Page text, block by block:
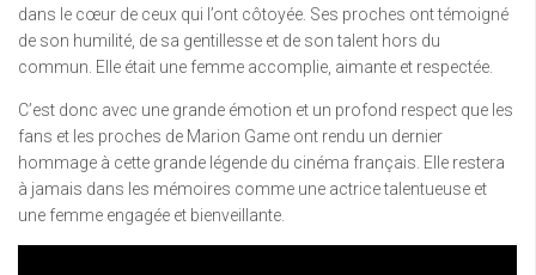
dans le cœur de ceux qui l’ont côtoyée. Ses proches ont témoigné
de son humilité, de sa gentillesse et de son talent hors du
commun. Elle était une femme accomplie, aimante et respectée.
C’est donc avec une grande émotion et un profond respect que les
fans et les proches de Marion Game ont rendu un dernier
hommage à cette grande légende du cinéma français. Elle restera
à jamais dans les mémoires comme une actrice talentueuse et
une femme engagée et bienveillante.